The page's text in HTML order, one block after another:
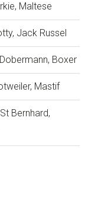
Maltese
Jack Russel
Boxer
Mastif
Bernhard,